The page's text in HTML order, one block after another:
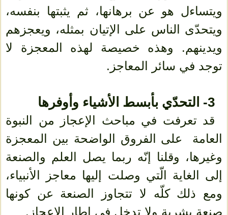
ويتساءل هو عن برهانها، ثم يثبتها بنفسه،
ويتحدّى الناس على الإتيان بمثله، ويعجزهم
ويدينهم. وهذه خصيصة لهذه المعجزة لا
توجد في سائر المعاجز.
3- التحدّي بأبسط الأشياء وأوفرها
قد تعرفت في مباحث الإعجاز من النبوة
العامة على الفروق الواضحة بين المعجزة
وغيرها، وقلنا إنّه ربما يصل العلم والصنعة
إلى الغاية الّتي وصلت إليها معاجز الأنبياء،
ومع ذلك كلّه لا تتجاوز الصنعة عن كونها
صنعة بشرية ولا تدخل في إطار الإعجاز.